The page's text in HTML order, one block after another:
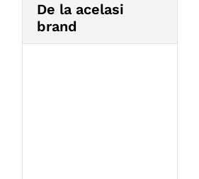
De la acelasi
brand